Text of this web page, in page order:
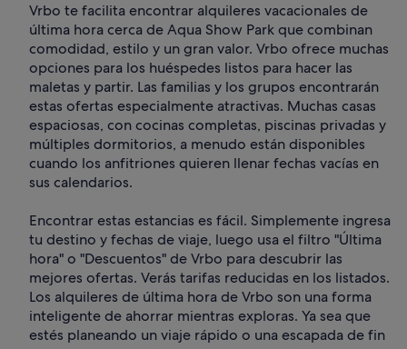
Vrbo te facilita encontrar alquileres vacacionales de
última hora cerca de Aqua Show Park que combinan
comodidad, estilo y un gran valor. Vrbo ofrece muchas
opciones para los huéspedes listos para hacer las
maletas y partir. Las familias y los grupos encontrarán
estas ofertas especialmente atractivas. Muchas casas
espaciosas, con cocinas completas, piscinas privadas y
múltiples dormitorios, a menudo están disponibles
cuando los anfitriones quieren llenar fechas vacías en
sus calendarios.
Encontrar estas estancias es fácil. Simplemente ingresa
tu destino y fechas de viaje, luego usa el filtro "Última
hora" o "Descuentos" de Vrbo para descubrir las
mejores ofertas. Verás tarifas reducidas en los listados.
Los alquileres de última hora de Vrbo son una forma
inteligente de ahorrar mientras exploras. Ya sea que
estés planeando un viaje rápido o una escapada de fin